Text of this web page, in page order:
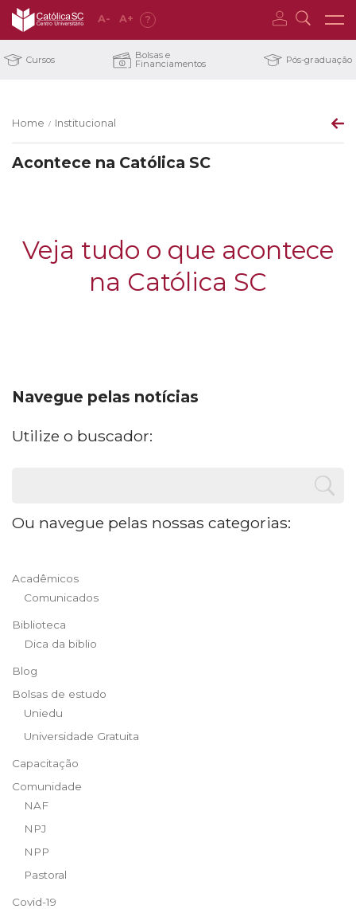
A- A+ ?
Cursos Bolsas e
Financiamentos Pós-graduação
Home / Institucional
Acontece na Católica SC
Veja tudo o que acontece
na Católica SC
Navegue pelas notícias
Utilize o buscador:
Ou navegue pelas nossas categorias:
Acadêmicos
Comunicados
Biblioteca
Dica da biblio
Blog
Bolsas de estudo
Uniedu
Universidade Gratuita
Capacitação
Comunidade
NAF
NPJ
NPP
Pastoral
Covid-19